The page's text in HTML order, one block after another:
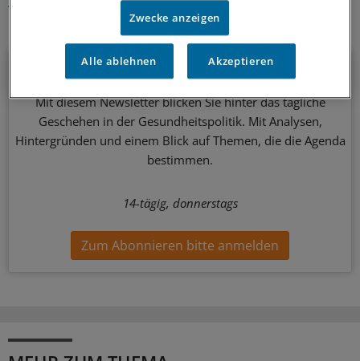
Ihr Newsletter zum Thema
Politik & Debatte
Mit diesem Newsletter blicken Sie hinter das tägliche
Geschehen in der Gesundheitspolitik. Mit Analysen,
Hintergründen und einem Blick auf Themen, die die Agenda
bestimmen.
14-tägig, donnerstags
Zum Abonnieren bitte anmelden
Zwecke anzeigen
Alle ablehnen Akzeptieren